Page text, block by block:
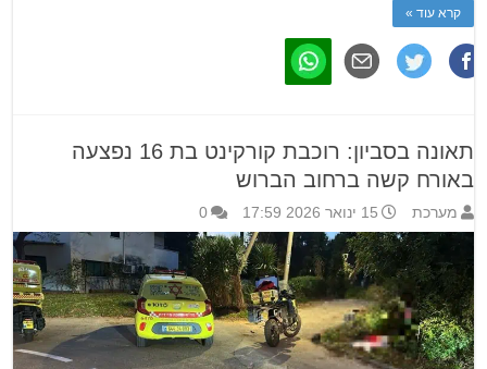
קרא עוד »
תאונה בסביון: רוכבת קורקינט בת 16 נפצעה
באורח קשה ברחוב הברוש
מערכת 15 ינואר 2026 17:59 0